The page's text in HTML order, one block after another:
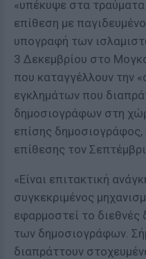
«υπέκυψε στα
επίθεση με
υπογραφή των
3 Δεκεμβρίου στο
που καταγγέλλουν την
εγκλημάτων που
δημοσιογράφων στη
επίσης δημοσιογράφος,
επίθεσης τον
«Είναι επιτακτική
συγκεκριμένος
εφαρμοστεί το διεθνές
των δημοσιογράφων.
διαπράττουν